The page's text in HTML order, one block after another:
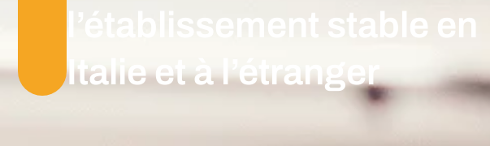
l’établissement stable en
Italie et à l’étranger